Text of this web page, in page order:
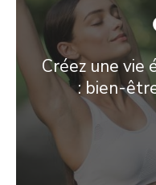
Créez une vie
: bien-